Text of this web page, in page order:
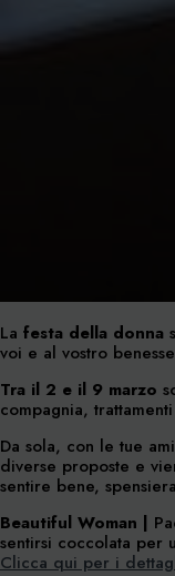
La festa della donna
voi e al vostro
Tra il 2 e il 9 marzo
compagnia,
Da sola, con le tue
diverse proposte e
sentire bene,
Beautiful Woman |
sentirsi coccolata per
Clicca qui per i